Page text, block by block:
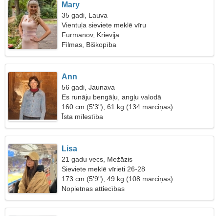
Mary
35 gadi, Lauva
Vientuļa sieviete meklē vīru
Furmanov, Krievija
Filmas, Biškopība
Ann
56 gadi, Jaunava
Es runāju bengāļu, angļu valodā
160 cm (5'3"), 61 kg (134 mārciņas)
Īsta mīlestība
Lisa
21 gadu vecs, Mežāzis
Sieviete meklē vīrieti 26-28
173 cm (5'9"), 49 kg (108 mārciņas)
Nopietnas attiecības